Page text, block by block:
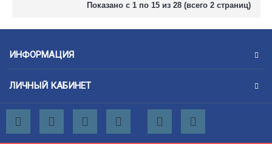
Показано с 1 по 15 из 28 (всего 2 страниц)
ИНФОРМАЦИЯ
ЛИЧНЫЙ КАБИНЕТ